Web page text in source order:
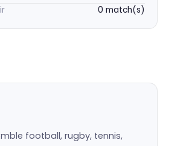
0 match(s)
football, rugby, tennis,